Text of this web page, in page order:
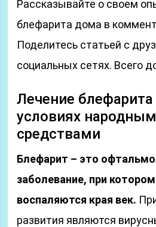
Рассказывайте о своем
блефарита дома в
Поделитесь статьей с
социальных сетях. Всего
Лечение
условиях
средствами
Блефарит – это
заболевание, при
воспаляются края век.
развития являются